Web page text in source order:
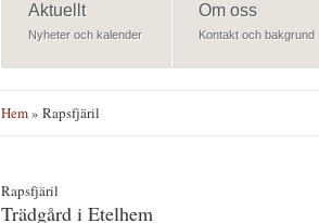
Aktuellt
Nyheter och kalender
Om oss
Kontakt och bakgrund
Hem» Rapsfjäril
Rapsfjäril
Trädgård i Etelhem